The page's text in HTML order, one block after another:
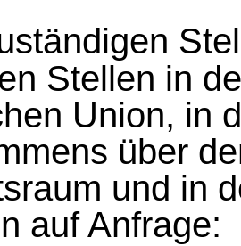
Stellen in
Union, in
über
und in
auf Anfrage: